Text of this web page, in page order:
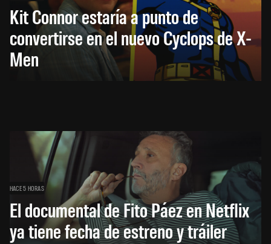
Kit Connor estaría a punto de
convertirse en el nuevo Cyclops de X-
Men
HACE 5 HORAS
El documental de Fito Páez en Netflix
ya tiene fecha de estreno y tráiler